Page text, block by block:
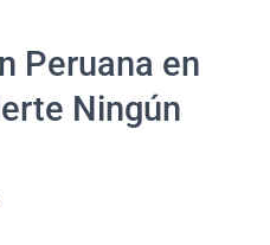
Peruana en
Ningún